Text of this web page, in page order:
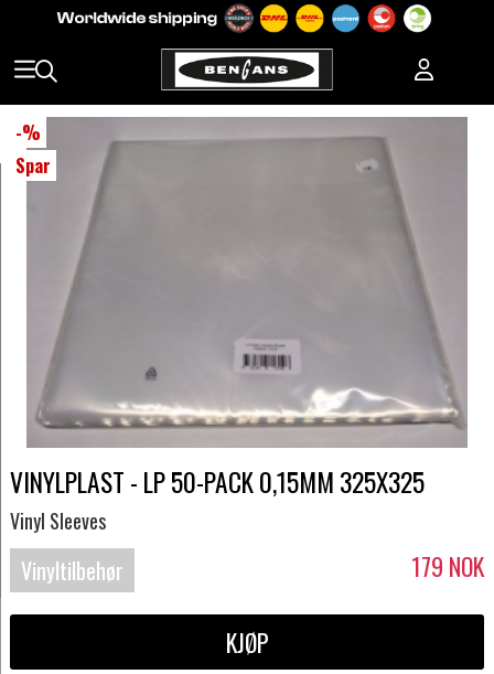
-%
Spar
VINYLPLAST - LP 50-PACK 0,15MM 325X325
Vinyl Sleeves
Vinyltilbehør 179 NOK
KJØP